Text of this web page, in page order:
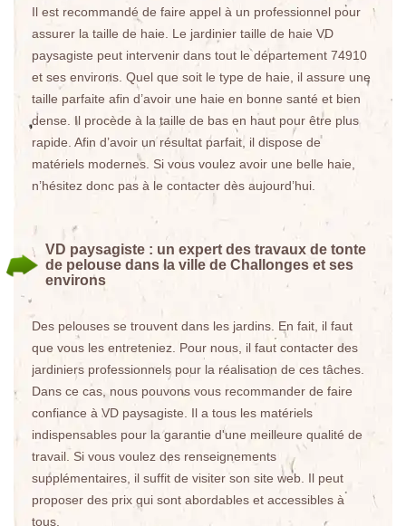
Il est recommandé de faire appel à un professionnel pour
assurer la taille de haie. Le jardinier taille de haie VD
paysagiste peut intervenir dans tout le département 74910
et ses environs. Quel que soit le type de haie, il assure une
taille parfaite afin d’avoir une haie en bonne santé et bien
dense. Il procède à la taille de bas en haut pour être plus
rapide. Afin d’avoir un résultat parfait, il dispose de
matériels modernes. Si vous voulez avoir une belle haie,
n’hésitez donc pas à le contacter dès aujourd’hui.
VD paysagiste : un expert des travaux de tonte
de pelouse dans la ville de Challonges et ses
environs
Des pelouses se trouvent dans les jardins. En fait, il faut
que vous les entreteniez. Pour nous, il faut contacter des
jardiniers professionnels pour la réalisation de ces tâches.
Dans ce cas, nous pouvons vous recommander de faire
confiance à VD paysagiste. Il a tous les matériels
indispensables pour la garantie d'une meilleure qualité de
travail. Si vous voulez des renseignements
supplémentaires, il suffit de visiter son site web. Il peut
proposer des prix qui sont abordables et accessibles à
tous.